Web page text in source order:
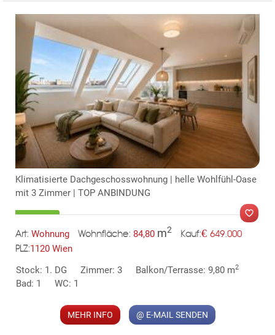
Klimatisierte Dachgeschosswohnung | helle Wohlfühl-Oase
mit 3 Zimmer | TOP ANBINDUNG
Art: Wohnung Wohnfläche: 84,80 m2 Kauf:€ 649.000
PLZ:1120 Wien
Stock: 1. DG
Zimmer: 3 Balkon/Terrasse: 9,80 m2
Bad: 1 WC: 1
MEHR INFO @ E-MAIL SENDEN